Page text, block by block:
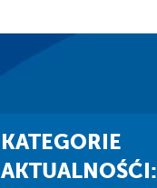
KATEGORIE
AKTUALNOŚĆI: